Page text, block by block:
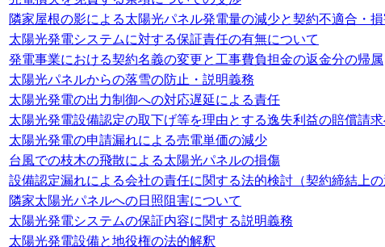
隣家屋根の影による太陽光パネル発電量の減少と契約不適合・
太陽光発電システムに対する保証責任の有無について
発電事業における契約名義の変更と工事費負担金の返金分の帰属
太陽光パネルからの落雪の防止・説明義務
太陽光発電の出力制御への対応遅延による責任
太陽光発電設備認定の取下げ等を理由とする逸失利益の賠償請
太陽光発電の申請漏れによる売電単価の減少
台風での枝木の飛散による太陽光パネルの損傷
設備認定漏れによる会社の責任に関する法的検討（契約締結上
隣家太陽光パネルへの日照阻害について
太陽光発電システムの保証内容に関する説明義務
太陽光発電設備と地役権の法的解釈